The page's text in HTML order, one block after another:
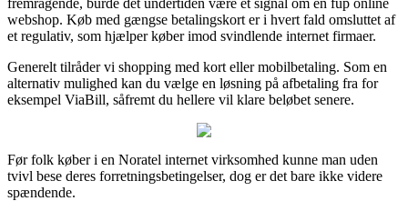
webshop. Køb med gængse betalingskort er i hvert fald omsluttet af
et regulativ, som hjælper køber imod svindlende internet firmaer.
Generelt tilråder vi shopping med kort eller mobilbetaling. Som en
alternativ mulighed kan du vælge en løsning på afbetaling fra for
eksempel ViaBill, såfremt du hellere vil klare beløbet senere.
Før folk køber i en Noratel internet virksomhed kunne man uden
tvivl bese deres forretningsbetingelser, dog er det bare ikke videre
spændende.